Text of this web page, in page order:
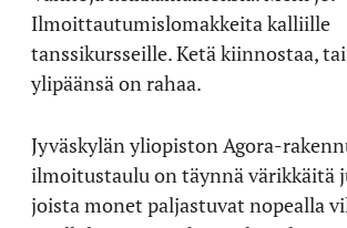
Ilmoittautumislomakkeita kalliille
tanssikursseille. Ketä kiinnostaa,
ylipäänsä on rahaa.
Jyväskylän yliopiston Agora-
ilmoitustaulu on täynnä värikkäitä
joista monet paljastuvat nopealla